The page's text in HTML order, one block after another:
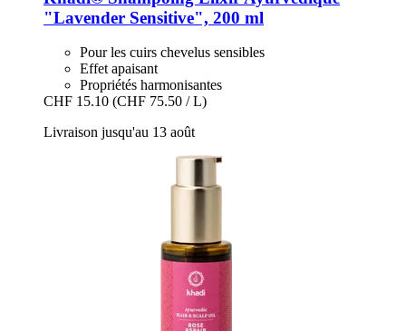
"Lavender Sensitive", 200 ml
Pour les cuirs chevelus sensibles
Effet apaisant
Propriétés harmonisantes
CHF 15.10 (CHF 75.50 / L)
Livraison jusqu'au 13 août